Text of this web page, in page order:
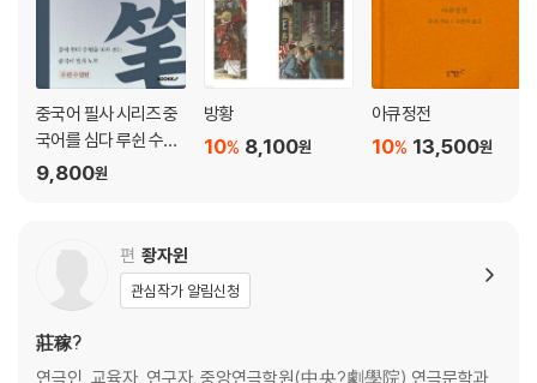
중국어 필사 시리즈 중
국어를 심다 루쉰 수필
편
9,800원
방황
8,100원
10%
아큐정전
13,500원
10%
편 좡자윈
관심작가 알림신청
莊稼?
연극인, 교육자, 연구자. 중앙연극학원(中央?劇學院) 연극문학과